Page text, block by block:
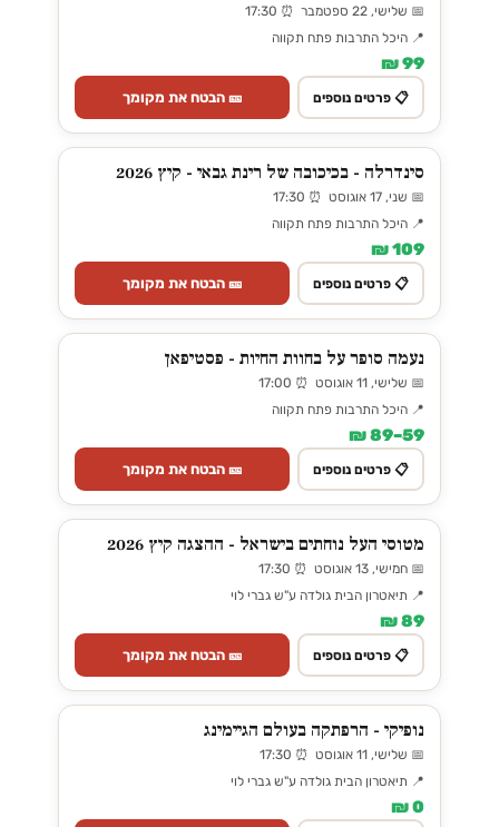
📅 שלישי, 22 ספטמבר ⏰ 17:30
📍 היכל התרבות פתח תקווה
99 ₪
📋 פרטים נוספים 🎫 הבטח את מקומך
סינדרלה - בכיכובה של רינת גבאי - קיץ 2026
📅 שני, 17 אוגוסט ⏰ 17:30
📍 היכל התרבות פתח תקווה
109 ₪
📋 פרטים נוספים 🎫 הבטח את מקומך
נעמה סופר על בחוות החיות - פסטיפאן
📅 שלישי, 11 אוגוסט ⏰ 17:00
📍 היכל התרבות פתח תקווה
59–89 ₪
📋 פרטים נוספים 🎫 הבטח את מקומך
מטוסי העל נוחתים בישראל - ההצגה קיץ 2026
📅 חמישי, 13 אוגוסט ⏰ 17:30
📍 תיאטרון הבית גולדה ע"ש גברי לוי
89 ₪
📋 פרטים נוספים 🎫 הבטח את מקומך
נופיקי - הרפתקה בעולם הגיימינג
📅 שלישי, 11 אוגוסט ⏰ 17:30
📍 תיאטרון הבית גולדה ע"ש גברי לוי
0 ₪